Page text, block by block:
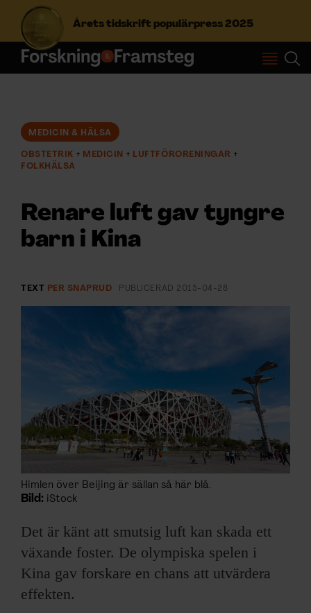
Årets tidskrift populärpress 2025
S
f
e
NYHETSBREV
ARKIV & E-TIDNING
LYSSNA/PODD
EVENEMANG & RESOR
SHOP
SKRIV I F&F
PRENUMERERA PÅ F&F
ANNONSERA I F&F
MEDICIN & HÄLSA
OBSTETRIK MEDICIN
LUFTFÖRORENINGAR
FOLKHÄLSA
Renare luft gav tyngre
barn i Kina
TEXT PER SNAPRUD PUBLICERAD 2015-04-28
Himlen över Beijing är sällan så här blå.
Bild: iStock
Det är känt att smutsig luft kan skada ett
växande foster. De olympiska spelen i
Kina gav forskare en chans att utvärdera
effekten.